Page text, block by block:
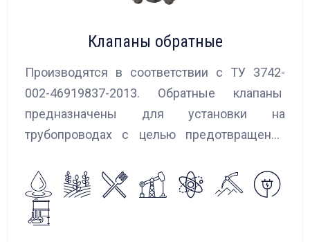
Клапаны обратные
Производятся в соответствии с ТУ 3742-
002-46919837-2013. Обратные клапаны
предназначены для установки на
трубопроводах с целью предотвращения
агрессивных жидкостей, эмульсий,
суспензий и пропуска их в прямом
направлении.